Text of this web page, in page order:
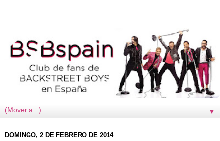
▼
DOMINGO, 2 DE FEBRERO DE 2014